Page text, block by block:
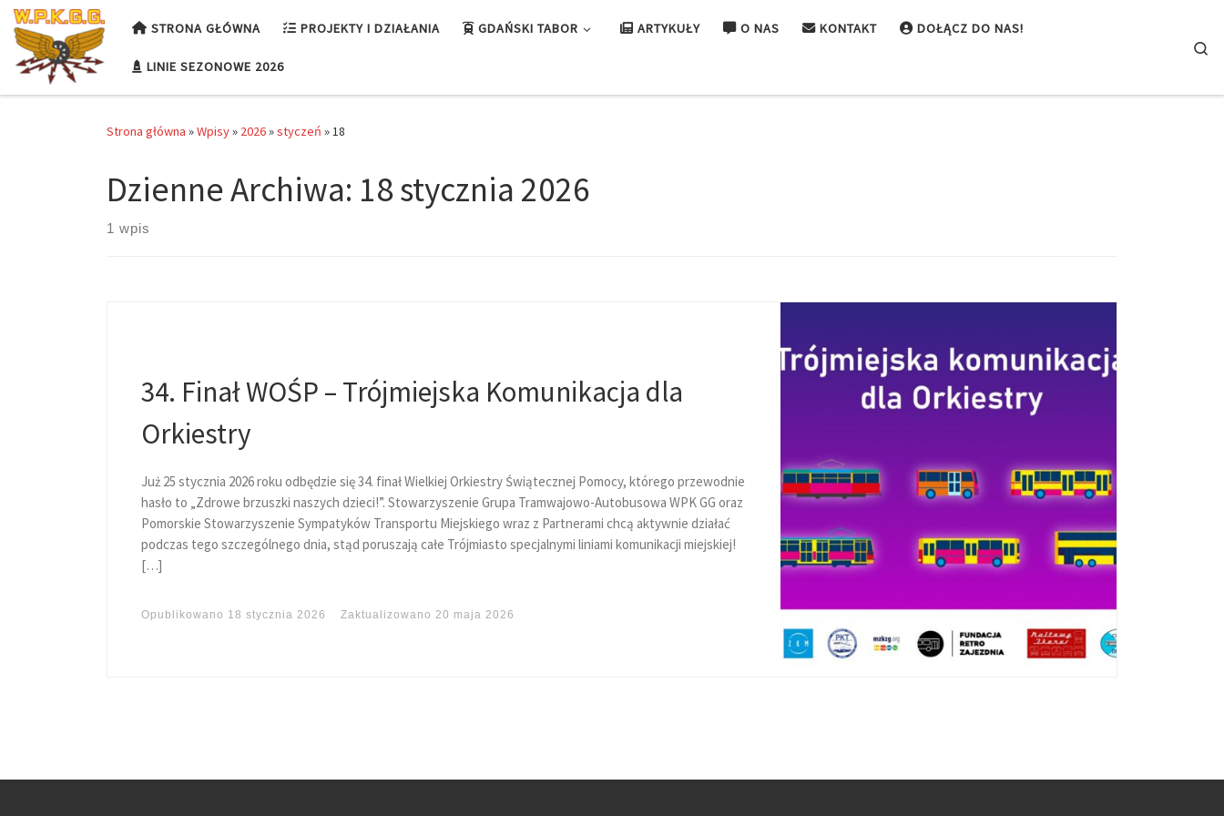
Przejdź do treści STRONA GŁÓWNA PROJEKTY I DZIAŁANIA GDAŃSKI TABOR ARTYKUŁY O NAS KONTAKT DOŁĄCZ DO NAS!
LINIE SEZONOWE 2026
Strona główna »Wpisy» 2026»styczeń »18
Dzienne Archiwa: 18 stycznia 2026
1 wpis
34. Finał WOŚP – Trójmiejska Komunikacja dla
Orkiestry
Już 25 stycznia 2026 roku odbędzie się 34. finał Wielkiej Orkiestry Świątecznej Pomocy, którego przewodnie
hasło to „Zdrowe brzuszki naszych dzieci!”. Stowarzyszenie Grupa Tramwajowo-Autobusowa WPK GG oraz
Pomorskie Stowarzyszenie Sympatyków Transportu Miejskiego wraz z Partnerami chcą aktywnie działać
podczas tego szczególnego dnia, stąd poruszają całe Trójmiasto specjalnymi liniami komunikacji miejskiej!
[…]
Opublikowano 18 stycznia 2026 Zaktualizowano 20 maja 2026